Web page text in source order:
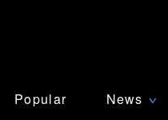
Popular News ∨